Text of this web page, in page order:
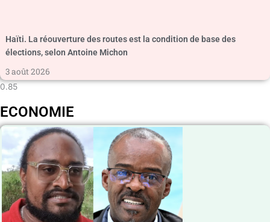
Haïti. La réouverture des routes est la condition de base des
élections, selon Antoine Michon
3 août 2026
ECONOMIE